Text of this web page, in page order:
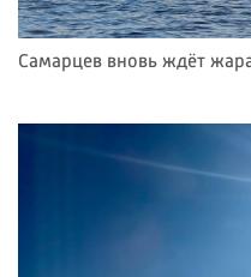
Самарцев вновь ждёт